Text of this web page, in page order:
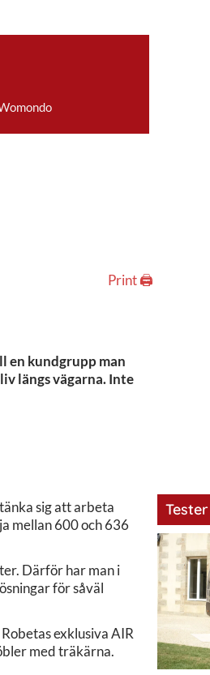
Print 🖨
en kundgrupp man
längs vägarna. Inte
sig att arbeta
mellan 600 och 636
Därför har man i
för såväl
exklusiva AIR
med träkärna.
Tester